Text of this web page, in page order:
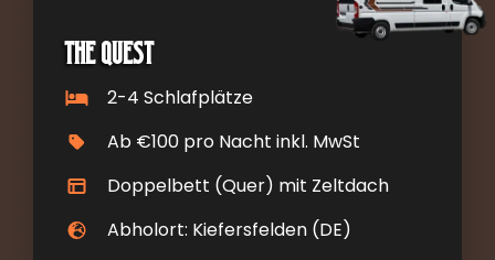
The Quest
2-4 Schlafplätze
Ab €100 pro Nacht inkl. MwSt
Doppelbett (Quer) mit Zeltdach
Abholort: Kiefersfelden (DE)